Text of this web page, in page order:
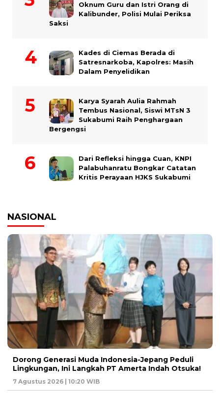
Oknum Guru dan Istri Orang di
Kalibunder, Polisi Mulai Periksa
Saksi
Kades di Ciemas Berada di
Satresnarkoba, Kapolres: Masih
Dalam Penyelidikan
Karya Syarah Aulia Rahmah
Tembus Nasional, Siswi MTsN 3
Sukabumi Raih Penghargaan
Bergengsi
Dari Refleksi hingga Cuan, KNPI
Palabuhanratu Bongkar Catatan
Kritis Perayaan HJKS Sukabumi
NASIONAL
Dorong Generasi Muda Indonesia-Jepang Peduli
Lingkungan, Ini Langkah PT Amerta Indah Otsuka!
7 Agustus 2026 | 10:20 WIB